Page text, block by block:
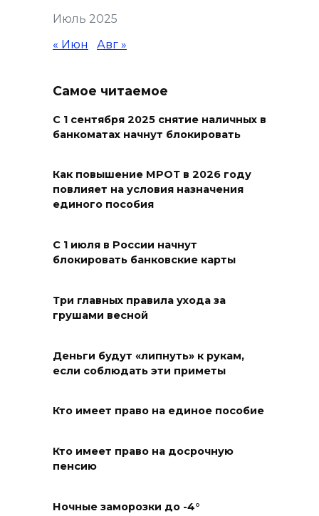
Кроссовер врезался в фургон:
На Дону построят еще 8
градусах
06 августа 2026 07:00
Более 20 БПЛА уничтожили
над Ростовской областью
августа
временно отключат воду в
Июль 2025
« Июн Авг »
Самое читаемое
С 1 сентября 2025 снятие наличных в
банкоматах начнут блокировать
Как повышение МРОТ в 2026 году
повлияет на условия назначения
единого пособия
С 1 июля в России начнут
блокировать банковские карты
Три главных правила ухода за
грушами весной
Деньги будут «липнуть» к рукам,
если соблюдать эти приметы
Кто имеет право на единое пособие
Кто имеет право на досрочную
пенсию
Ночные заморозки до -4°